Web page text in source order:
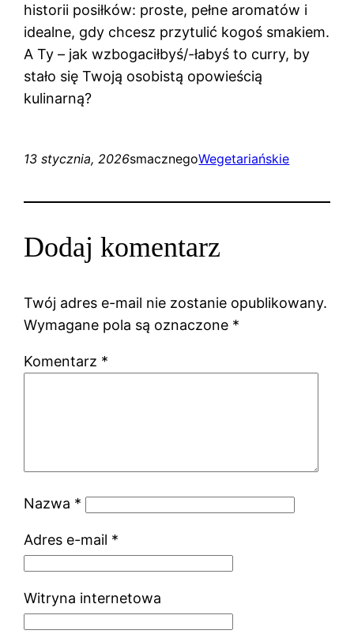
historii posiłków: proste, pełne aromatów i
idealne, gdy chcesz przytulić kogoś smakiem.
A Ty – jak wzbogaciłbyś/-łabyś to curry, by
stało się Twoją osobistą opowieścią
kulinarną?
13 stycznia, 2026smacznegoWegetariańskie
Dodaj komentarz
Twój adres e-mail nie zostanie opublikowany.
Wymagane pola są oznaczone *
Komentarz *
Nazwa *
Adres e-mail *
Witryna internetowa